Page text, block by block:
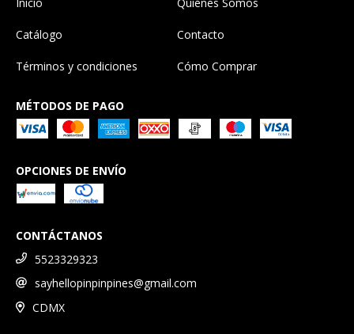
Catálogo Contacto
Términos y condiciones Cómo Comprar
MÉTODOS DE PAGO
OPCIONES DE ENVÍO
CONTÁCTANOS
5523329323
sayhellopinpinpines@gmail.com
CDMX